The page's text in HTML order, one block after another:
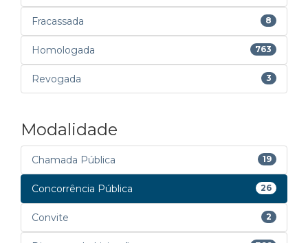
Fracassada 8
Homologada 763
Revogada 3
Modalidade
Chamada Pública 19
Concorrência Pública 26
Convite 2